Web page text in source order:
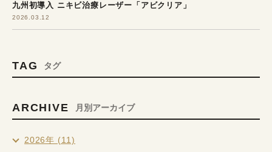
九州初導入 ニキビ治療レーザー「アビクリア」
2026.03.12
TAG タグ
ARCHIVE 月別アーカイブ
2026年 (11)